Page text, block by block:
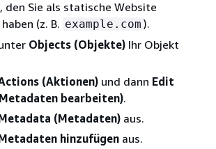
den Sie als statische Website
(z. B. example.com ).
Objects (Objekte) Ihr Objekt
(Aktionen) und dann Edit
bearbeiten).
(Metadaten) aus.
hinzufügen aus.